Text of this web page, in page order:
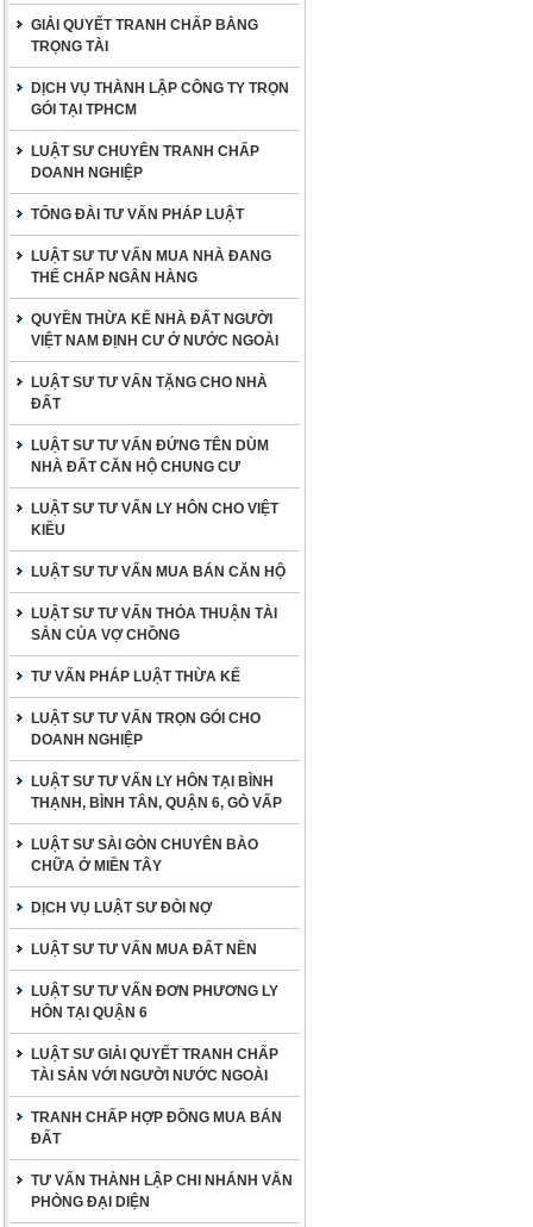
GIẢI QUYẾT TRANH CHẤP BẰNG
TRỌNG TÀI
DỊCH VỤ THÀNH LẬP CÔNG TY TRỌN
GÓI TẠI TPHCM
LUẬT SƯ CHUYÊN TRANH CHẤP
DOANH NGHIỆP
TỔNG ĐÀI TƯ VẤN PHÁP LUẬT
LUẬT SƯ TƯ VẤN MUA NHÀ ĐANG
THẾ CHẤP NGÂN HÀNG
QUYỀN THỪA KẾ NHÀ ĐẤT NGƯỜI
VIỆT NAM ĐỊNH CƯ Ở NƯỚC NGOÀI
LUẬT SƯ TƯ VẤN TẶNG CHO NHÀ
ĐẤT
LUẬT SƯ TƯ VẤN ĐỨNG TÊN DÙM
NHÀ ĐẤT CĂN HỘ CHUNG CƯ
LUẬT SƯ TƯ VẤN LY HÔN CHO VIỆT
KIỀU
LUẬT SƯ TƯ VẤN MUA BÁN CĂN HỘ
LUẬT SƯ TƯ VẤN THỎA THUẬN TÀI
SẢN CỦA VỢ CHỒNG
TƯ VẤN PHÁP LUẬT THỪA KẾ
LUẬT SƯ TƯ VẤN TRỌN GÓI CHO
DOANH NGHIỆP
LUẬT SƯ TƯ VẤN LY HÔN TẠI BÌNH
THẠNH, BÌNH TÂN, QUẬN 6, GÒ VẤP
LUẬT SƯ SÀI GÒN CHUYÊN BÀO
CHỮA Ở MIỀN TÂY
DỊCH VỤ LUẬT SƯ ĐÒI NỢ
LUẬT SƯ TƯ VẤN MUA ĐẤT NỀN
LUẬT SƯ TƯ VẤN ĐƠN PHƯƠNG LY
HÔN TẠI QUẬN 6
LUẬT SƯ GIẢI QUYẾT TRANH CHẤP
TÀI SẢN VỚI NGƯỜI NƯỚC NGOÀI
TRANH CHẤP HỢP ĐỒNG MUA BÁN
ĐẤT
TƯ VẤN THÀNH LẬP CHI NHÁNH VĂN
PHÒNG ĐẠI DIỆN